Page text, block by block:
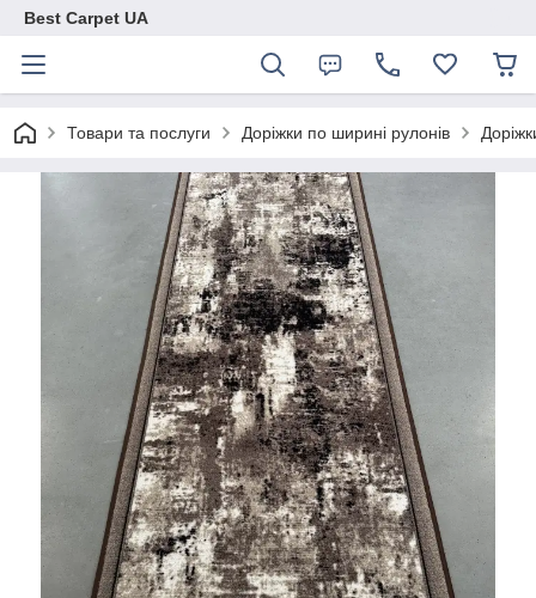
Best Carpet UA
Товари та послуги Доріжки по ширині рулонів